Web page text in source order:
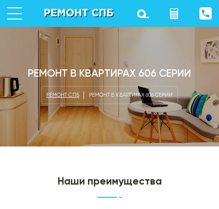
РЕМОНТ В КВАРТИРАХ 606 СЕРИИ
РЕМОНТ СПБ РЕМОНТ В КВАРТИРАХ 606 СЕРИИ
Наши преимущества